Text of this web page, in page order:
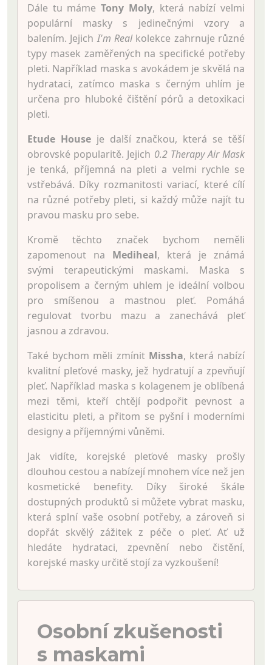
Dále tu mámeTony Moly, která nabízí velmi
populární masky s jedinečnými vzory a
balením. Jejich I'm Realkolekce zahrnuje různé
typy masek zaměřených na specifické potřeby
pleti. Například maska s avokádem je skvělá na
hydrataci, zatímco maska s černým uhlím je
určena pro hluboké čištění pórů a detoxikaci
pleti.
Etude Houseje další značkou, která se těší
obrovské popularitě. Jejich 0.2 Therapy Air Mask
je tenká, příjemná na pleti a velmi rychle se
vstřebává. Díky rozmanitosti variací, které cílí
na různé potřeby pleti, si každý může najít tu
pravou masku pro sebe.
Kromě těchto značek bychom neměli
zapomenout na Mediheal, která je známá
svými terapeutickými maskami. Maska s
propolisem a černým uhlem je ideální volbou
pro smíšenou a mastnou pleť. Pomáhá
regulovat tvorbu mazu a zanechává pleť
jasnou a zdravou.
Také bychom měli zmínit Missha, která nabízí
kvalitní pleťové masky, jež hydratují a zpevňují
pleť. Například maska s kolagenem je oblíbená
mezi těmi, kteří chtějí podpořit pevnost a
elasticitu pleti, a přitom se pyšní i moderními
designy a příjemnými vůněmi.
Jak vidíte, korejské pleťové masky prošly
dlouhou cestou a nabízejí mnohem více než jen
kosmetické benefity. Díky široké škále
dostupných produktů si můžete vybrat masku,
která splní vaše osobní potřeby, a zároveň si
dopřát skvělý zážitek z péče o pleť. Ať už
hledáte hydrataci, zpevnění nebo čistění,
korejské masky určitě stojí za vyzkoušení!
Osobní zkušenosti
s maskami